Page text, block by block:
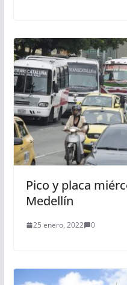
Pico y placa
Medellín
25 enero, 2022 0